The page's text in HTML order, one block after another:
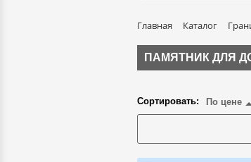
Главная Каталог
ПАМЯТНИК ДЛЯ
Сортировать: По цене